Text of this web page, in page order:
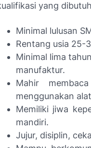
yang
Minimal lulusan
Rentang usia 25-
Minimal lima
manufaktur.
Mahir
menggunakan
Memiliki jiwa
mandiri.
Jujur, disiplin,